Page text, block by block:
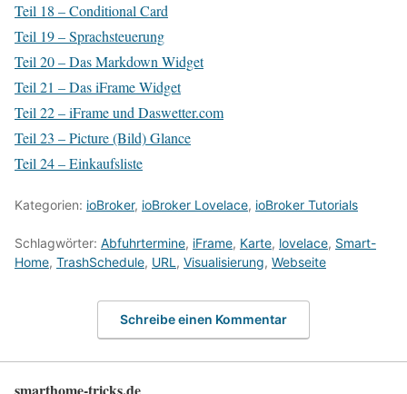
Teil 18 – Conditional Card
Teil 19 – Sprachsteuerung
Teil 20 – Das Markdown Widget
Teil 21 – Das iFrame Widget
Teil 22 – iFrame und Daswetter.com
Teil 23 – Picture (Bild) Glance
Teil 24 – Einkaufsliste
Kategorien: ioBroker, ioBroker Lovelace, ioBroker Tutorials
Schlagwörter: Abfuhrtermine, iFrame, Karte, lovelace, Smart-
Home, TrashSchedule, URL, Visualisierung, Webseite
Schreibe einen Kommentar